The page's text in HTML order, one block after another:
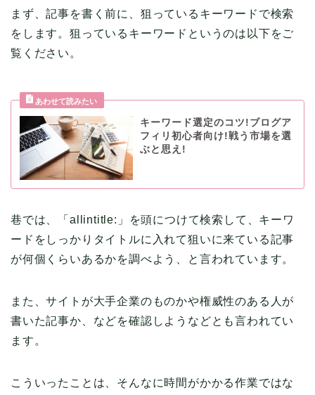
まず、記事を書く前に、狙っているキーワードで検索
をします。狙っているキーワードというのは以下をご
覧ください。
キーワード選定のコツ!ブログア
フィリ初心者向け!戦う市場を選
ぶと思え!
巷では、「allintitle:」を頭につけて検索して、キーワ
ードをしっかりタイトルに入れて狙いに来ている記事
が何個くらいあるかを調べよう、と言われています。
また、サイトが大手企業のものかや権威性のある人が
書いた記事か、などを確認しようなどとも言われてい
ます。
こういったことは、そんなに時間がかかる作業ではな